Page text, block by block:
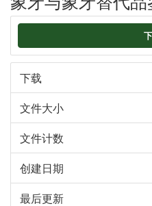
下载
文件大小
文件计数
创建日期
最后更新